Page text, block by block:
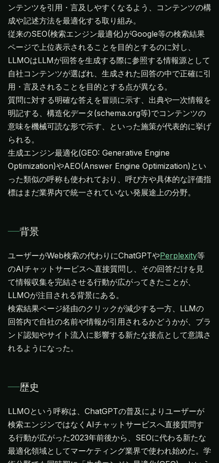
ンテンツを引用・言及しやすくなるよう、コンテンツの構
成や記述方法を最適化する取り組み。
従来のSEO(検索エンジン最適化)がGoogle等の検索結果
ページで上位表示されることを目的とするのに対し、
LLMOはLLMが回答を生成する際に参照する情報源として
自社コンテンツが選ばれ、生成された回答の中で正確に引
用・言及されることを目的とする点が異なる。
質問に対する明確な答えを冒頭に示す、出典や一次情報を
明記する、構造化データ(schema.org等)でコンテンツの
意味を機械可読な形で示す、といった施策が代表的に挙げ
られる。
生成エンジン最適化(GEO: Generative Engine
Optimization)やAEO(Answer Engine Optimization)とい
った類似の呼称も使われており、呼び方や具体的な評価指
標はまだ業界内で統一されていない発展途上の分野。
背景
ユーザーがWeb検索の代わりにChatGPTやPerplexity等
のAIチャットサービスへ直接質問し、その回答だけを見
て情報収集を完結させる行動が広がってきたことが、
LLMOが注目される背景にある。
検索結果ページ経由のクリックが減少する一方、LLMの
回答内で自社の名前や情報が引用されるかどうかが、ブラ
ンド認知やサイト流入に影響する新たな接点として意識さ
れるようになった。
歴史
LLMOという呼称は、ChatGPTの普及によりユーザーが
検索エンジンではなくAIチャットサービスへ直接質問す
る行動が広がった2023年前後から、SEOに代わる新たな
最適化領域としてマーケティング業界で使われ始めた。学